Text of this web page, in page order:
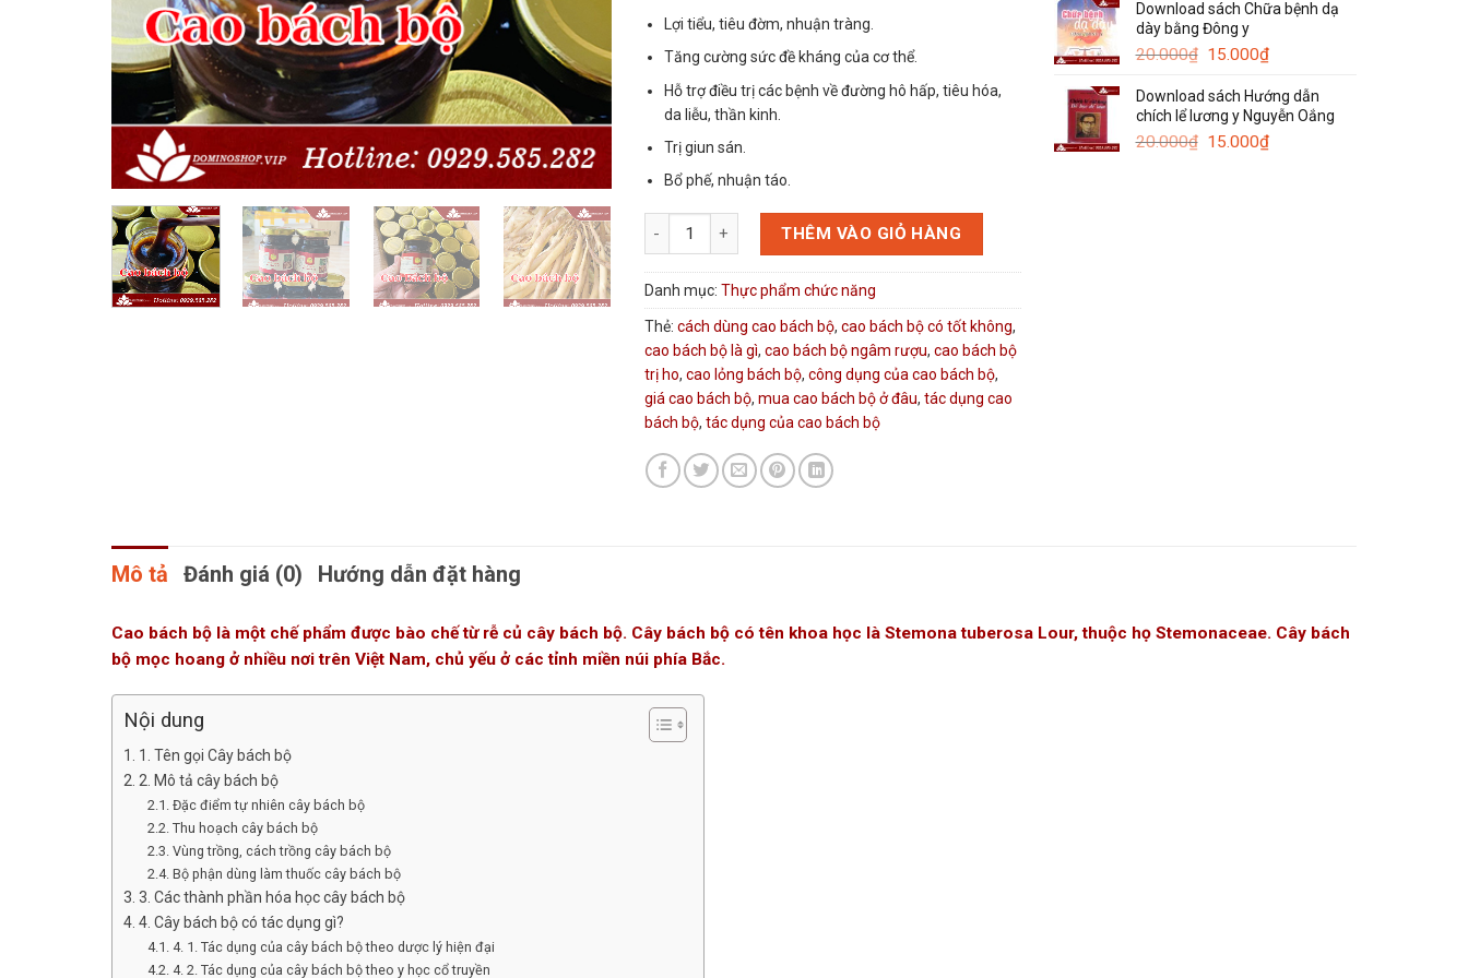
Lợi tiểu, tiêu đờm, nhuận tràng.
Tăng cường sức đề kháng của cơ thể.
Hỗ trợ điều trị các bệnh về đường hô hấp, tiêu hóa,
da liễu, thần kinh.
Trị giun sán.
Bổ phế, nhuận táo.
Cao bách bộ Đại Việt số lượngTHÊM VÀO GIỎ HÀNG
Danh mục: Thực phẩm chức năng
Thẻ: cách dùng cao bách bộ, cao bách bộ có tốt không,
cao bách bộ là gì, cao bách bộ ngâm rượu, cao bách bộ
trị ho, cao lỏng bách bộ, công dụng của cao bách bộ,
giá cao bách bộ, mua cao bách bộ ở đâu, tác dụng cao
bách bộ, tác dụng của cao bách bộ
là:
120.000₫.
tại
Download sách Chữa bệnh dạ
dày bằng Đông y
20.000₫ Giá
là:
20.000₫.
15.000₫Giá
tại
là:
15.000₫.
Download sách Hướng dẫn
chích lể lương y Nguyễn Oắng
20.000₫ Giá
15.000₫Giá
Mô tả Đánh giá (0) Hướng dẫn đặt hàng
Cao bách bộ là một chế phẩm được bào chế từ rễ củ cây bách bộ. Cây bách bộ có tên khoa học là Stemona tuberosa Lour, thuộc họ Stemonaceae. Cây bách
bộ mọc hoang ở nhiều nơi trên Việt Nam, chủ yếu ở các tỉnh miền núi phía Bắc.
Nội dung
1. Tên gọi Cây bách bộ
2. Mô tả cây bách bộ
Đặc điểm tự nhiên cây bách bộ
Thu hoạch cây bách bộ
Vùng trồng, cách trồng cây bách bộ
Bộ phận dùng làm thuốc cây bách bộ
3. Các thành phần hóa học cây bách bộ
4. Cây bách bộ có tác dụng gì?
4. 1. Tác dụng của cây bách bộ theo dược lý hiện đại
4. 2. Tác dụng của cây bách bộ theo y học cổ truyền